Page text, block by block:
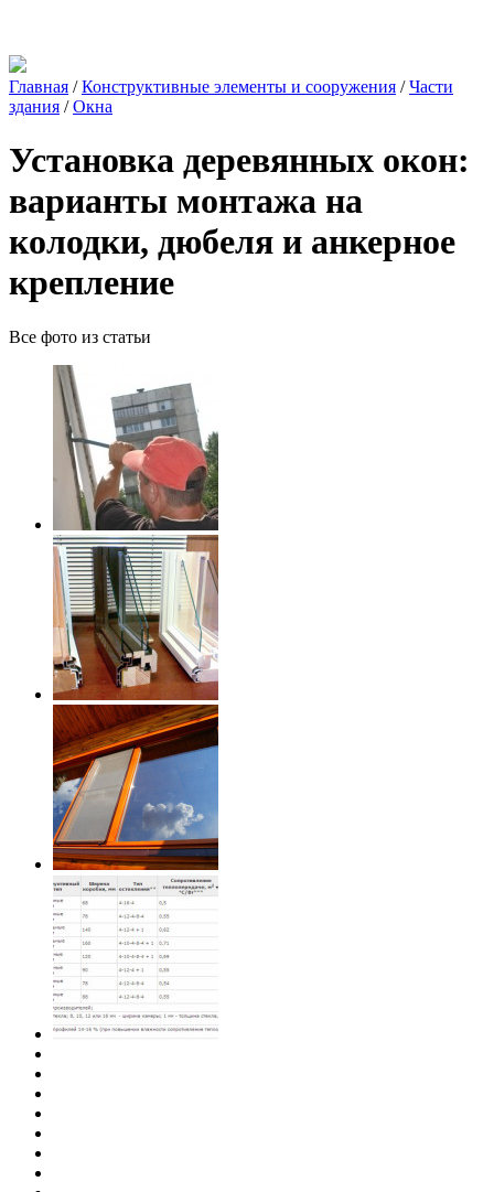
Главная /Конструктивные элементы и сооружения /Части
здания /Окна
Установка деревянных окон:
варианты монтажа на
колодки, дюбеля и анкерное
крепление
Все фото из статьи